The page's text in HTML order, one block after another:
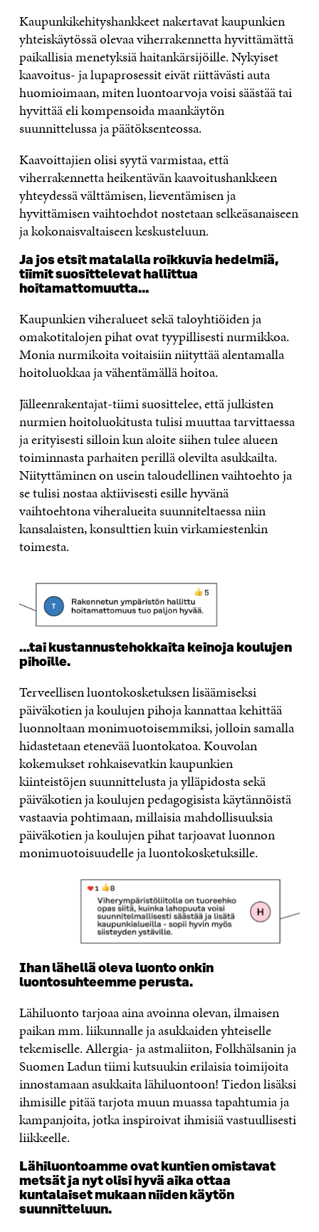
Kaupunkikehityshankkeet nakertavat kaupunkien
yhteiskäytössä olevaa viherrakennetta hyvittämättä
paikallisia menetyksiä haitankärsijöille. Nykyiset
kaavoitus- ja lupaprosessit eivät riittävästi auta
huomioimaan, miten luontoarvoja voisi säästää tai
hyvittää eli kompensoida maankäytön
suunnittelussa ja päätöksenteossa.
Kaavoittajien olisi syytä varmistaa, että
viherrakennetta heikentävän kaavoitushankkeen
yhteydessä välttämisen, lieventämisen ja
hyvittämisen vaihtoehdot nostetaan selkeäsanaiseen
ja kokonaisvaltaiseen keskusteluun.
Ja jos etsit matalalla roikkuvia hedelmiä,
tiimit suosittelevat hallittua
hoitamattomuutta…
Kaupunkien viheralueet sekä taloyhtiöiden ja
omakotitalojen pihat ovat tyypillisesti nurmikkoa.
Monia nurmikoita voitaisiin niityttää alentamalla
hoitoluokkaa ja vähentämällä hoitoa.
Jälleenrakentajat-tiimi suosittelee, että julkisten
nurmien hoitoluokitusta tulisi muuttaa tarvittaessa
ja erityisesti silloin kun aloite siihen tulee alueen
toiminnasta parhaiten perillä olevilta asukkailta.
Niityttäminen on usein taloudellinen vaihtoehto ja
se tulisi nostaa aktiivisesti esille hyvänä
vaihtoehtona viheralueita suunniteltaessa niin
kansalaisten, konsulttien kuin virkamiestenkin
toimesta.
…tai kustannustehokkaita keinoja koulujen
pihoille.
Terveellisen luontokosketuksen lisäämiseksi
päiväkotien ja koulujen pihoja kannattaa kehittää
luonnoltaan monimuotoisemmiksi, jolloin samalla
hidastetaan etenevää luontokatoa. Kouvolan
kokemukset rohkaisevatkin kaupunkien
kiinteistöjen suunnittelusta ja ylläpidosta sekä
päiväkotien ja koulujen pedagogisista käytännöistä
vastaavia pohtimaan, millaisia mahdollisuuksia
päiväkotien ja koulujen pihat tarjoavat luonnon
monimuotoisuudelle ja luontokosketuksille.
Ihan lähellä oleva luonto onkin
luontosuhteemme perusta.
Lähiluonto tarjoaa aina avoinna olevan, ilmaisen
paikan mm. liikunnalle ja asukkaiden yhteiselle
tekemiselle. Allergia- ja astmaliiton, Folkhälsanin ja
Suomen Ladun tiimi kutsuukin erilaisia toimijoita
innostamaan asukkaita lähiluontoon! Tiedon lisäksi
ihmisille pitää tarjota muun muassa tapahtumia ja
kampanjoita, jotka inspiroivat ihmisiä vastuullisesti
liikkeelle.
Lähiluontoamme ovat kuntien omistavat
metsät ja nyt olisi hyvä aika ottaa
kuntalaiset mukaan niiden käytön
suunnitteluun.